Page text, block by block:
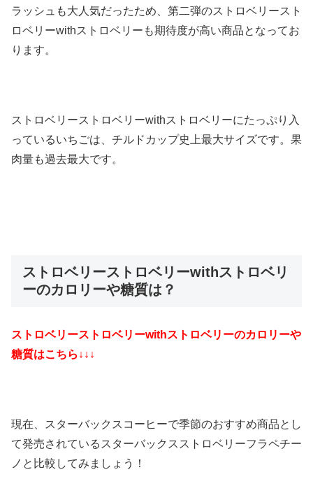
ラッシュも大人気だったため、第二弾のストロベリースト
ロベリーwithストロベリーも期待度が高い商品となってお
ります。
ストロベリーストロベリーwithストロベリーにたっぷり入
っているいちごは、チルドカップ史上最大サイズです。果
肉量も過去最大です。
ストロベリーストロベリーwithストロベリ
ーのカロリーや糖質は？
ストロベリーストロベリーwithストロベリーのカロリーや
糖質はこちら↓↓↓
現在、スターバックスコーヒーで季節のおすすめ商品とし
て発売されているスターバックスストロベリーフラペチー
ノと比較してみましょう！